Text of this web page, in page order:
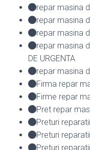
repar masina
repar masina
repar masina
repar masina
DE URGENTA
repar masina
Firma repar
Firme repar
Pret repar
Preturi
Preturi
Preturi